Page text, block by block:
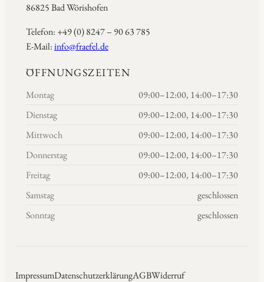
86825 Bad Wörishofen
Telefon: +49 (0) 8247 – 90 63 785
E-Mail:info@fraefel.de
ÖFFNUNGSZEITEN
Montag
09:00–12:00, 14:00–17:30
Dienstag
09:00–12:00, 14:00–17:30
Mittwoch
09:00–12:00, 14:00–17:30
Donnerstag
09:00–12:00, 14:00–17:30
Freitag
09:00–12:00, 14:00–17:30
Samstag
geschlossen
Sonntag
geschlossen
ImpressumDatenschutzerklärungAGBWiderruf